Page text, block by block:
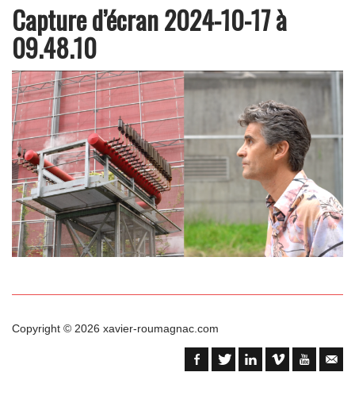
Capture d’écran 2024-10-17 à
09.48.10
Copyright © 2026 xavier-roumagnac.com